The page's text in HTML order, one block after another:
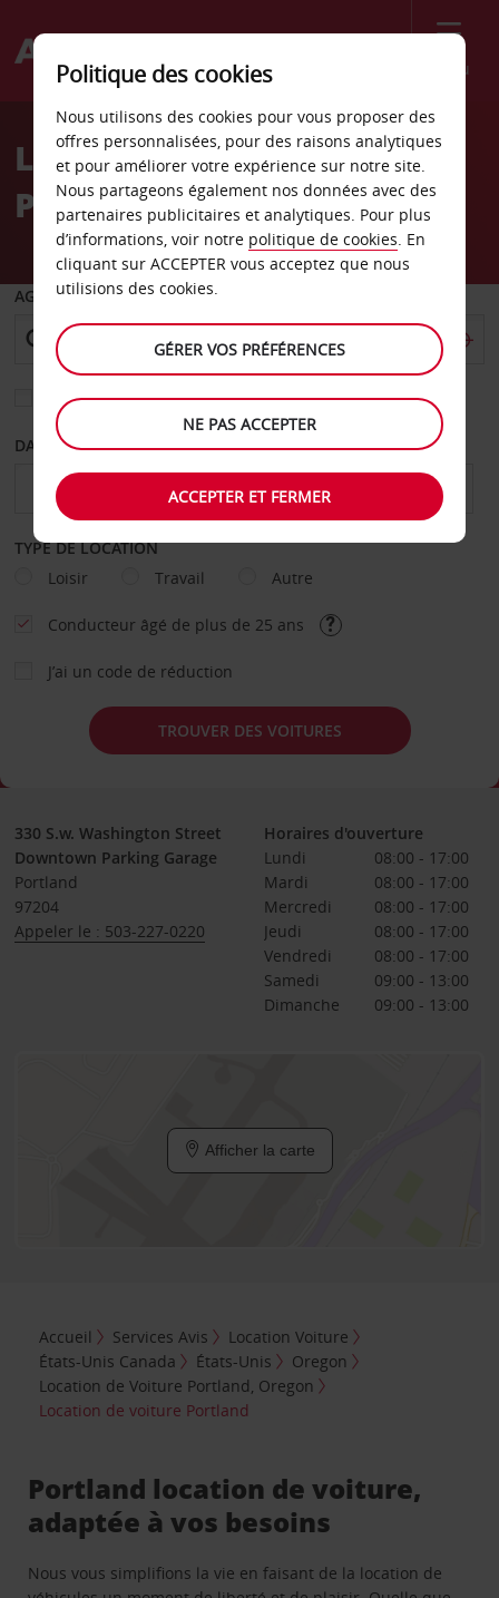
Menu
Welcome
AvisLocation de voiture
Portland
AGENCE DE DÉPART
Sélectionnez une autre agence de retour
DATE DE DÉPART DATE DE RETOUR
TYPE DE LOCATION
Loisir
Travail Autre
Conducteur âgé de plus de 25 ans
J’ai un code de réduction
TROUVER DES VOITURES
330 S.w. Washington Street
Downtown Parking Garage
Portland
97204
Appeler le : 503-227-0220
Horaires d'ouverture
Lundi
08:00 - 17:00
Mardi
08:00 - 17:00
Mercredi
08:00 - 17:00
Jeudi
08:00 - 17:00
Vendredi
08:00 - 17:00
Samedi
09:00 - 13:00
Dimanche
09:00 - 13:00
Afficher la carte
Accueil Services Avis
Location Voiture
États-Unis Canada
États-Unis
Oregon
Location de Voiture Portland, Oregon
Location de voiture Portland
Portland location de voiture,
adaptée à vos besoins
Nous vous simplifions la vie en faisant de la location de
Politique des cookies
Nous utilisons des cookies pour vous proposer des
offres personnalisées, pour des raisons analytiques
et pour améliorer votre expérience sur notre site.
Nous partageons également nos données avec des
partenaires publicitaires et analytiques. Pour plus
d’informations, voir notre politique de cookies. En
cliquant sur ACCEPTER vous acceptez que nous
utilisions des cookies.
GÉRER VOS PRÉFÉRENCES
NE PAS ACCEPTER
ACCEPTER ET FERMER